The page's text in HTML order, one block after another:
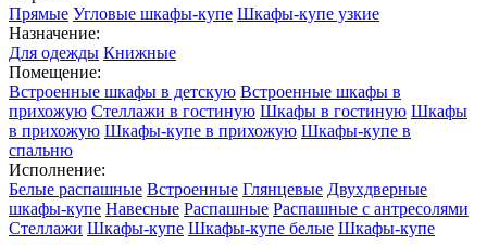
Прямые Угловые шкафы-купе Шкафы-купе узкие
Назначение:
Для одежды Книжные
Помещение:
Встроенные шкафы в детскую Встроенные шкафы в
прихожую Стеллажи в гостиную Шкафы в гостиную Шкафы
в прихожую Шкафы-купе в прихожую Шкафы-купе в
спальню
Исполнение:
Белые распашные Встроенные Глянцевые Двухдверные
шкафы-купе Навесные Распашные Распашные с антресолями
Стеллажи Шкафы-купе Шкафы-купе белые Шкафы-купе